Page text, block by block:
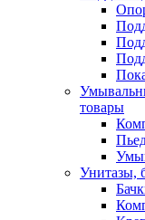
товары
Унитазы,